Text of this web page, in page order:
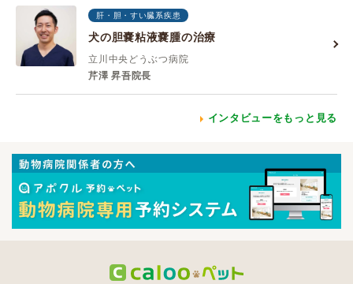
肝・胆・すい臓系疾患
犬の胆嚢粘液嚢腫の治療
立川中央どうぶつ病院
芹澤 昇吾院長
インタビューをもっと見る